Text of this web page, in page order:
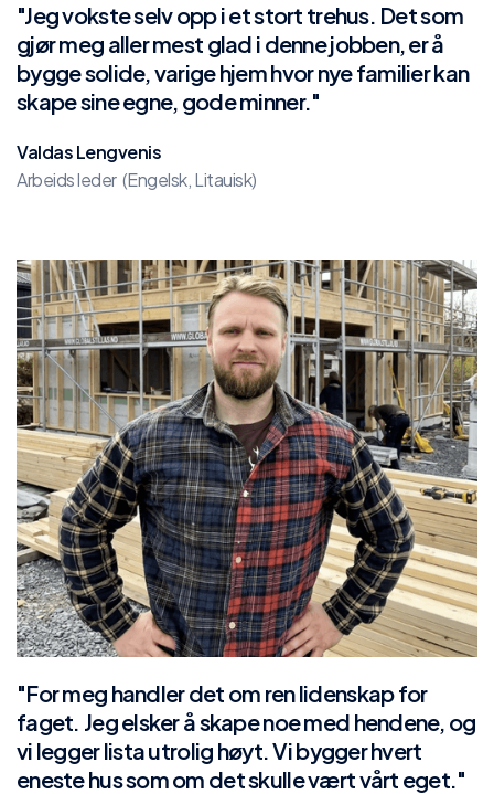
"Jeg vokste selv opp i et stort trehus. Det som
gjør meg aller mest glad i denne jobben, er å
bygge solide, varige hjem hvor nye familier kan
skape sine egne, gode minner."
Valdas Lengvenis
Arbeids leder (Engelsk, Litauisk)
"For meg handler det om ren lidenskap for
faget. Jeg elsker å skape noe med hendene, og
vi legger lista utrolig høyt. Vi bygger hvert
eneste hus som om det skulle vært vårt eget."